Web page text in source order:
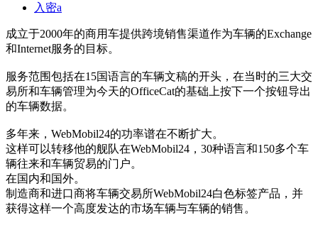
入密a
成立于2000年的商用车提供跨境销售渠道作为车辆的Exchange
和Internet服务的目标。
服务范围包括在15国语言的车辆文稿的开头，在当时的三大交
易所和车辆管理为今天的OfficeCat的基础上按下一个按钮导出
的车辆数据。
多年来，WebMobil24的功率谱在不断扩大。
这样可以转移他的舰队在WebMobil24，30种语言和150多个车
辆往来和车辆贸易的门户。
在国内和国外。
制造商和进口商将车辆交易所WebMobil24白色标签产品，并
获得这样一个高度发达的市场车辆与车辆的销售。